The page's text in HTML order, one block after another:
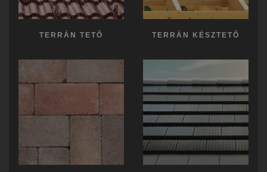
TERRÁN TETŐ TERRÁN KÉSZTETŐ